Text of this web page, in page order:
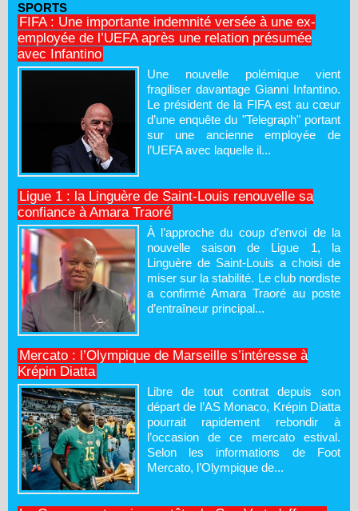
SPORTS
FIFA : Une importante indemnité versée à une ex-
employée de l’UEFA après une relation présumée
avec Infantino
Une nouvelle polémique vient
fragiliser davantage Gianni Infantino.
Le président de la FIFA est au cœur
d’une enquête du "Telegraph" portant
sur une ancienne employée de
l’UEFA avec laquelle il...
Ligue 1 : la Linguère de Saint-Louis renouvelle sa
confiance à Amara Traoré
À l’approche du coup d’envoi de la
nouvelle saison de Ligue 1, la
Linguère de Saint-Louis a choisi de
miser sur la stabilité. Le club nordiste
a confirmé Amara Traoré au poste
d’entraîneur principal...
Mercato : l’Olympique de Marseille s’intéresse à
Krépin Diatta
Libre de tout contrat depuis son
départ de l’AS Monaco, Krépin Diatta
pourrait rapidement rebondir à
l’occasion de ce mercato estival.
Selon les informations de Foot
Mercato, l’Olympique de...